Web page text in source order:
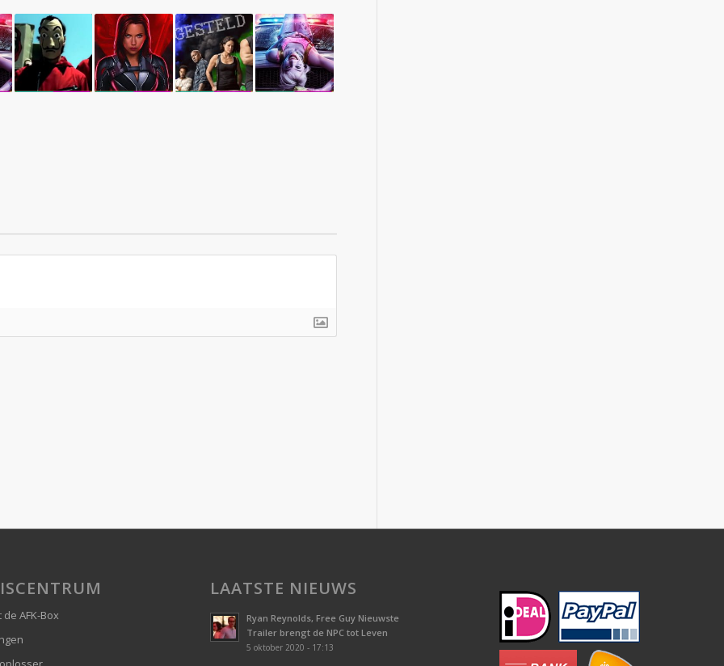
AFK-Box
LAATSTE NIEUWS
Ryan Reynolds, Free Guy Nieuwste
Trailer brengt de NPC tot Leven
5 oktober 2020 - 17:13